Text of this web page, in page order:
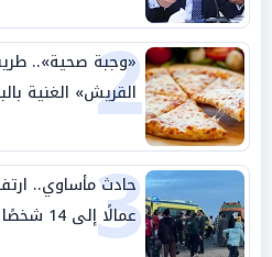
2
«وجبة صحية»..
القريش» الغنية
3
حادث مأساوي..
عمالًا إلى 14 شخصًا